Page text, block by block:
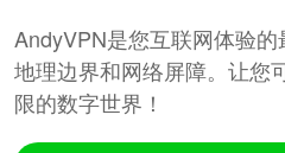
AndyVPN是您互联网体验
地理边界和网络屏障。让您
限的数字世界！